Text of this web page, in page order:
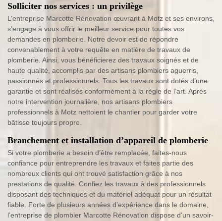
Solliciter nos services : un privilège
L’entreprise Marcotte Rénovation œuvrant à Motz et ses environs,
s’engage à vous offrir le meilleur service pour toutes vos
demandes en plomberie. Notre devoir est de répondre
convenablement à votre requête en matière de travaux de
plomberie. Ainsi, vous bénéficierez des travaux soignés et de
haute qualité, accomplis par des artisans plombiers aguerris,
passionnés et professionnels. Tous les travaux sont dotés d’une
garantie et sont réalisés conformément à la règle de l’art. Après
notre intervention journalière, nos artisans plombiers
professionnels à Motz nettoient le chantier pour garder votre
bâtisse toujours propre.
Branchement et installation d’appareil de plomberie
Si votre plomberie a besoin d’être remplacée, faites-nous
confiance pour entreprendre les travaux et faites partie des
nombreux clients qui ont trouvé satisfaction grâce à nos
prestations de qualité. Confiez les travaux à des professionnels
disposant des techniques et du matériel adéquat pour un résultat
fiable. Forte de plusieurs années d’expérience dans le domaine,
l’entreprise de plombier Marcotte Rénovation dispose d’un savoir-